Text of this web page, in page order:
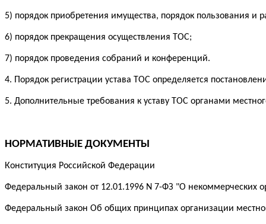
5) порядок приобретения имущества, порядок пользования
6) порядок прекращения осуществления ТОС;
7) порядок проведения собраний и конференций.
4. Порядок регистрации устава ТОС определяется
5. Дополнительные требования к уставу ТОС органами
НОРМАТИВНЫЕ ДОКУМЕНТЫ
Конституция Российской Федерации
Федеральный закон от 12.01.1996 N 7-ФЗ "О некоммерческих
Федеральный закон Об общих принципах организации